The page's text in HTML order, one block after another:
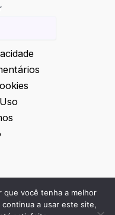
Notícias
que você tenha a melhor
a usar este site,